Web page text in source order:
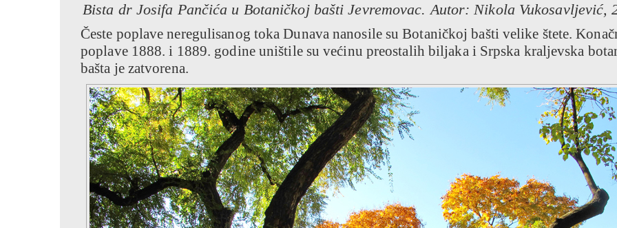
Bista dr Josifa Pančića u Botaničkoj bašti Jevremovac. Autor: Nikola Vukosavljević,
Česte poplave neregulisanog toka Dunava nanosile su Botaničkoj bašti velike štete.
poplave 1888. i 1889. godine uništile su većinu preostalih biljaka i Srpska kraljevska
bašta je zatvorena.